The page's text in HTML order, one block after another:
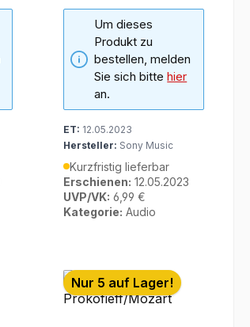
Um dieses
Produkt zu
bestellen, melden
Sie sich bittehier
an.
ET: 12.05.2023
Hersteller: Sony Music
Kurzfristig lieferbar
Erschienen: 12.05.2023
UVP/VK: 6,99 €
Kategorie: Audio
Nur 5 auf Lager!